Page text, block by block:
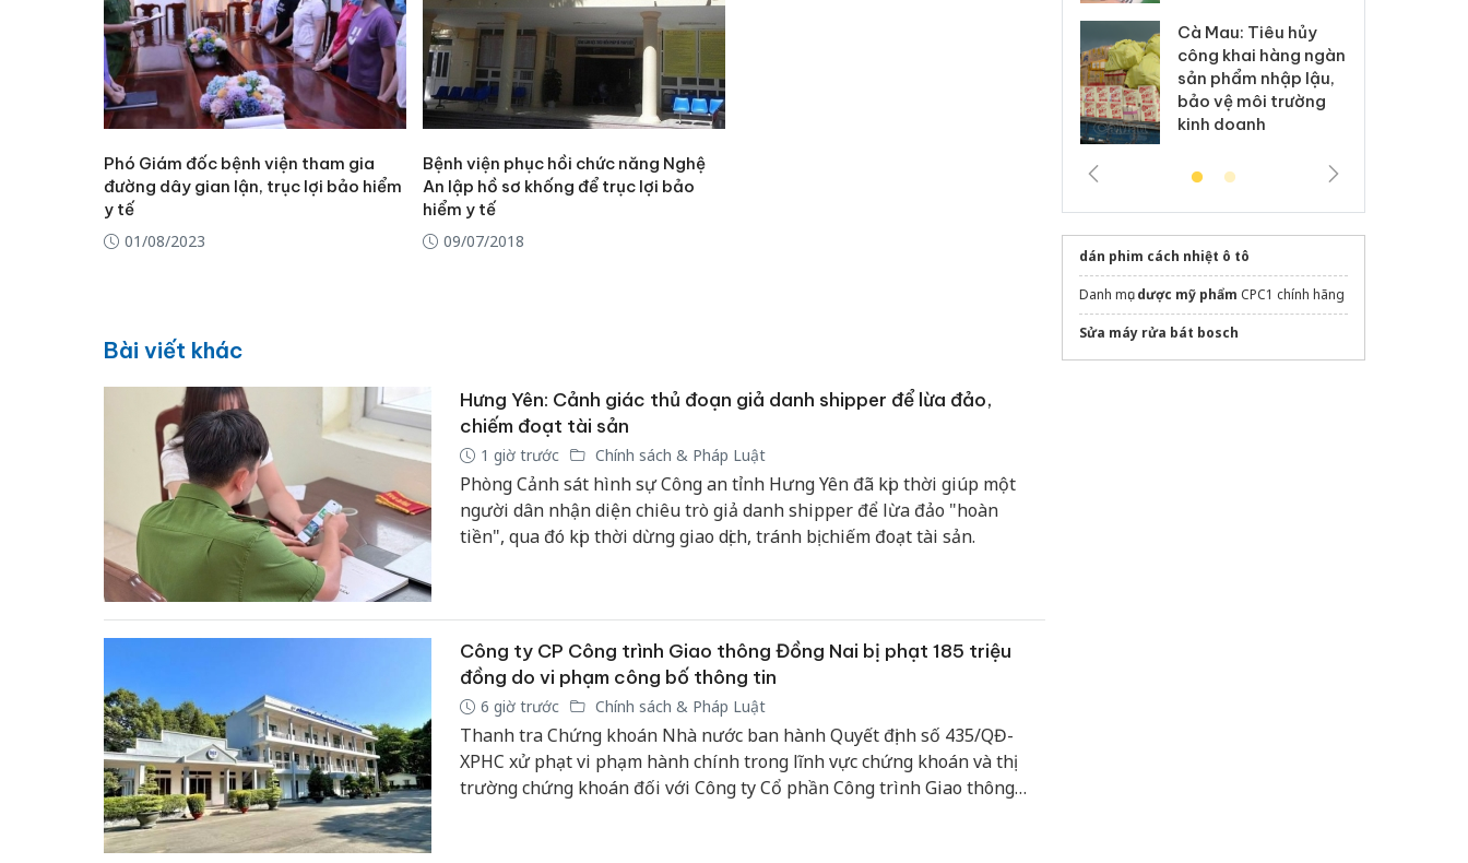
Phó Giám đốc bệnh viện tham gia
đường dây gian lận, trục lợi bảo hiểm
y tế
01/08/2023
Bệnh viện phục hồi chức năng Nghệ
An lập hồ sơ khống để trục lợi bảo
hiểm y tế
09/07/2018
Bài viết khác
Hưng Yên: Cảnh giác thủ đoạn giả danh shipper để lừa đảo,
chiếm đoạt tài sản
1 giờ trước Chính sách & Pháp Luật
Phòng Cảnh sát hình sự Công an tỉnh Hưng Yên đã kịp thời giúp một
người dân nhận diện chiêu trò giả danh shipper để lừa đảo "hoàn
tiền", qua đó kịp thời dừng giao dịch, tránh bị chiếm đoạt tài sản.
Công ty CP Công trình Giao thông Đồng Nai bị phạt 185 triệu
đồng do vi phạm công bố thông tin
6 giờ trước Chính sách & Pháp Luật
Thanh tra Chứng khoán Nhà nước ban hành Quyết định số 435/QĐ-
XPHC xử phạt vi phạm hành chính trong lĩnh vực chứng khoán và thị
trường chứng khoán đối với Công ty Cổ phần Công trình Giao thông
An Giang: Đối tượng
chủ mưu đường dây
bán hàng giả tại Phú
Quốc ra đầu thú
An Giang: Đối tượng
chủ mưu đường dây
bán hàng giả tại Phú
Quốc ra đầu thú
dán phim cách nhiệt ô tô
Danh mụcdược mỹ phẩm CPC1 chính hãng
Sửa máy rửa bát bosch